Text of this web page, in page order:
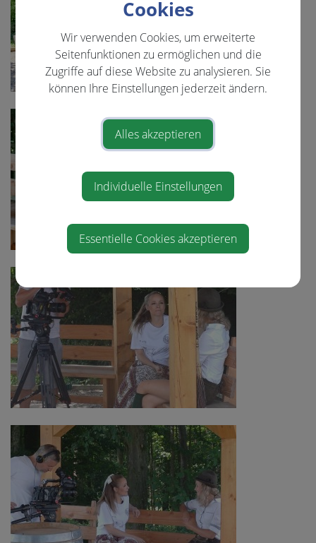
Cookies
Wir verwenden Cookies, um erweiterte
Seitenfunktionen zu ermöglichen und die
Zugriffe auf diese Website zu analysieren. Sie
können Ihre Einstellungen jederzeit ändern.
Alles akzeptieren
Individuelle Einstellungen
Essentielle Cookies akzeptieren